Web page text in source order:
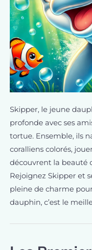
Skipper, le jeune
profonde avec ses
tortue. Ensemble, ils
coralliens colorés,
découvrent la beauté
Rejoignez Skipper et
pleine de charme
dauphin, c’est le